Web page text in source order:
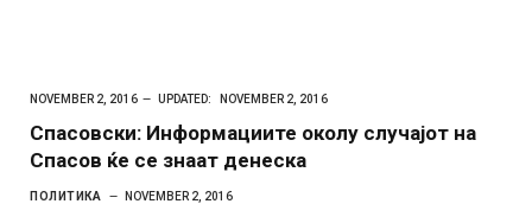
NOVEMBER 2, 2016 UPDATED: NOVEMBER 2, 2016
Спасовски: Информациите околу случајот на
Спасов ќе се знаат денеска
ПОЛИТИКА NOVEMBER 2, 2016